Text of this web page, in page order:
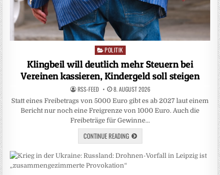
Posted
POLITIK
Klingbeil will deutlich mehr Steuern bei
Vereinen kassieren, Kindergeld soll steigen
RSS-FEED 8. AUGUST 2026
Statt ​eines Freibetrags ‌von 5000 Euro gibt es ab 2027 laut einem
Bericht nur noch eine Freigrenze von 1000 Euro. Auch die
Freibeträge ‌für Gewinne…
CONTINUE READING